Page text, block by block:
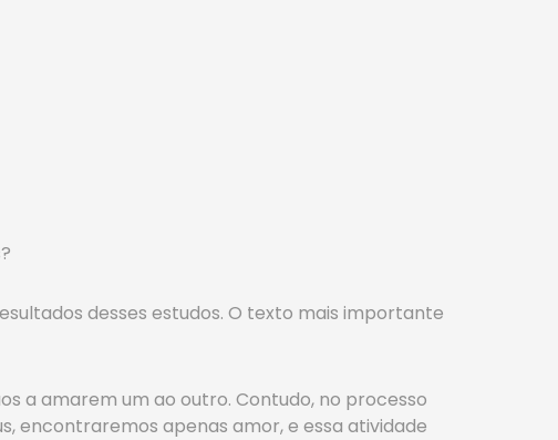
desses estudos. O texto mais importante
a amarem um ao outro. Contudo, no processo
encontraremos apenas amor, e essa atividade